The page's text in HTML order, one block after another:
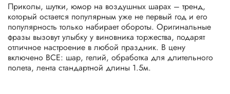
Приколы, шутки, юмор на воздушных шарах – тренд,
который остается популярным уже не первый год и его
популярность только набирает обороты. Оригинальные
фразы вызовут улыбку у виновника торжества, подарят
отличное настроение в любой праздник. В цену
включено ВСЕ: шар, гелий, обработка для длительного
полета, лента стандартной длины 1.5м.